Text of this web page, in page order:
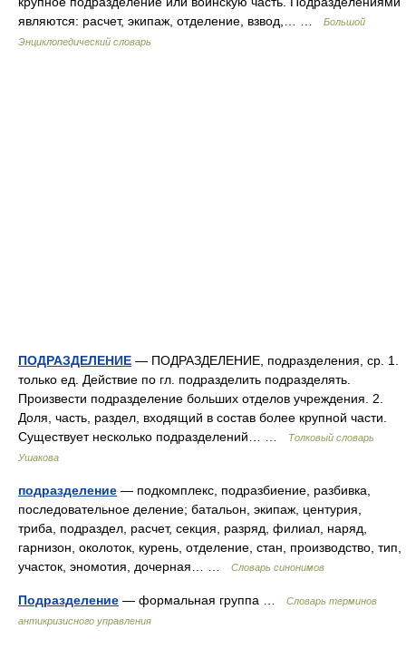
являются: расчет, экипаж, отделение, взвод,… …
Большой
Энциклопедический словарь
ПОДРАЗДЕЛЕНИЕ — ПОДРАЗДЕЛЕНИЕ, подразделения, ср. 1.
только ед. Действие по гл. подразделить подразделять.
Произвести подразделение больших отделов учреждения. 2.
Доля, часть, раздел, входящий в состав более крупной части.
Существует несколько подразделений… …
Толковый словарь
Ушакова
подразделение — подкомплекс, подразбиение, разбивка,
последовательное деление; батальон, экипаж, центурия,
триба, подраздел, расчет, секция, разряд, филиал, наряд,
гарнизон, околоток, курень, отделение, стан, производство, тип,
участок, эномотия, дочерная… …
Словарь синонимов
Подразделение — формальная группа …
Словарь терминов
антикризисного управления